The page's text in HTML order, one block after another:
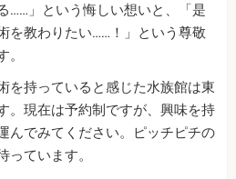
……」という悔しい想いと、「是
を教わりたい……！」という尊敬
を持っていると感じた水族館は東
。現在は予約制ですが、興味を持
んでみてください。ピッチピチの
っています。